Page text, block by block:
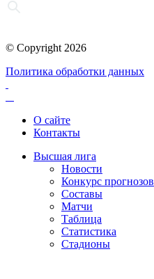
© Copyright 2026
Политика обработки данных
О сайте
Контакты
Высшая лига
Новости
Конкурс прогнозов
Составы
Матчи
Таблица
Статистика
Стадионы